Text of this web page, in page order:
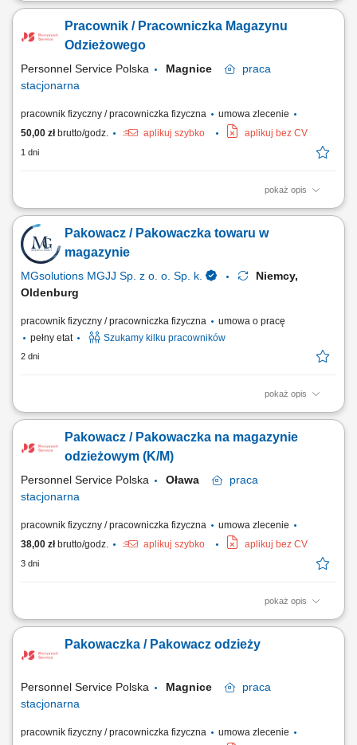
nowoczesnym centrum logistycznym z systemem w języku polskim.
Pracownik / Pracowniczka Magazynu
Odzieżowego
Personnel Service Polska Magnice
praca
stacjonarna
pracownik fizyczny / pracowniczka fizyczna
umowa zlecenie
50,00 złbrutto/godz. aplikuj szybko aplikuj bez CV
1 dni
pokaż opis
Opis stanowiska: Kompletowanie zamówień zgodnie z listą produktów.
Pakowanie odzieży oraz przygotowywanie przesyłek do wysyłki.
Obsługa skanera magazynowego podczas realizacji zleceń. Dbanie o
porządek i bezpieczeństwo na stanowisku pracy.
Pakowacz / Pakowaczka towaru w
magazynie
MGsolutions MGJJ Sp. z o. o. Sp. k.
Niemcy,
Oldenburg
pracownik fizyczny / pracowniczka fizyczna
umowa o pracę
pełny etat
Szukamy kilku pracowników
2 dni
pokaż opis
Opis stanowiska Proste prace przy pakowaniu towaru niewymagające
pomocnicze;Pakowacz / Pakowaczka na magazynie
odzieżowym (K/M)
Personnel Service Polska Oława
praca
stacjonarna
pracownik fizyczny / pracowniczka fizyczna
umowa zlecenie
38,00 złbrutto/godz. aplikuj szybko aplikuj bez CV
3 dni
pokaż opis
Zadania: Kompletacja zamówień; Pakowanie i przygotowanie towaru do
4/2 (pon-ndz) 6-17:45/ 18-5:45; Praca chodząca (nabijamy kroki⁠⁠⁠⁠) Mile
widziane zaangażowanie i chęć do nauki; Doświadczenie nie jest
Pakowaczka / Pakowacz odzieży
Personnel Service Polska Magnice
praca
stacjonarna
pracownik fizyczny / pracowniczka fizyczna
umowa zlecenie